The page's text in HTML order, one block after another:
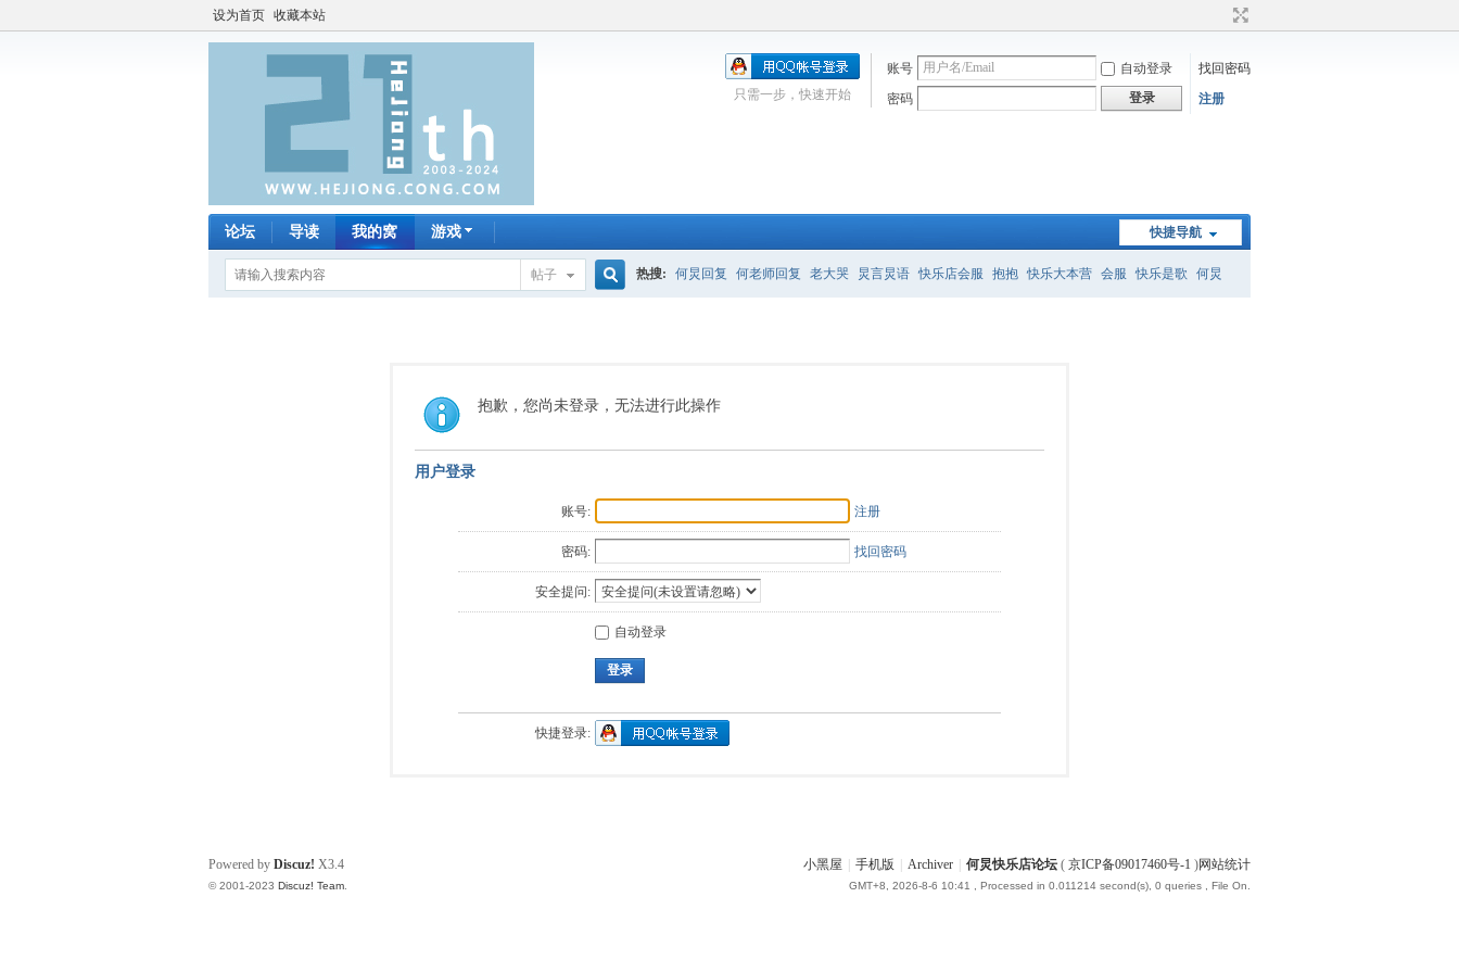
设为首页 收藏本站
账号 自动登录
找回密码
密码
登录 注册
只需一步，快速开始
快捷导航
论坛 导读 我的窝 游戏
帖子
索
热搜: 何炅回复 何老师回复 老大哭 炅言炅语 快乐店会服 抱抱 快乐大本营 会服 快乐是歌 何炅
抱歉，您尚未登录，无法进行此操作
用户登录
账号: 注册
密码: 找回密码
安全提问:
自动登录
登录
快捷登录:
小黑屋 手机版 Archiver 何炅快乐店论坛 ( 京ICP备09017460号-1 )网站统计
GMT+8, 2026-8-6 10:41 , Processed in 0.011214 second(s), 0 queries , File On.
Powered by Discuz! X3.4
© 2001-2023 Discuz! Team